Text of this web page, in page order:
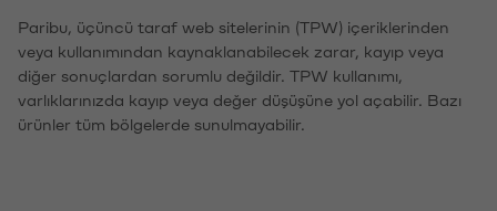
Paribu, üçüncü taraf web sitelerinin (TPW) içeriklerinden
veya kullanımından kaynaklanabilecek zarar, kayıp veya
diğer sonuçlardan sorumlu değildir. TPW kullanımı,
varlıklarınızda kayıp veya değer düşüşüne yol açabilir. Bazı
ürünler tüm bölgelerde sunulmayabilir.